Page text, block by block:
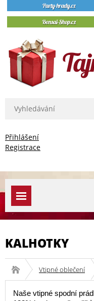
Přihlášení
Registrace
KALHOTKY
Vtipné oblečení
Naše vtipné spodní